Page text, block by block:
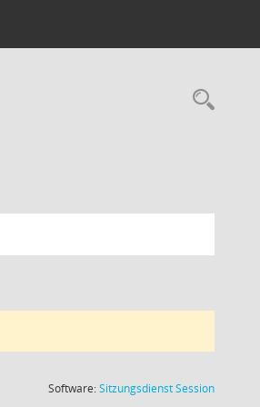
Software:SitzungsdienstSession(Wird in